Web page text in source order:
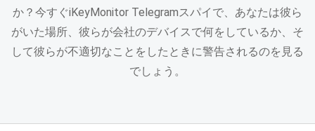
か？今すぐiKeyMonitor Telegramスパイで、あなたは彼ら
がいた場所、彼らが会社のデバイスで何をしているか、そ
して彼らが不適切なことをしたときに警告されるのを見る
でしょう。